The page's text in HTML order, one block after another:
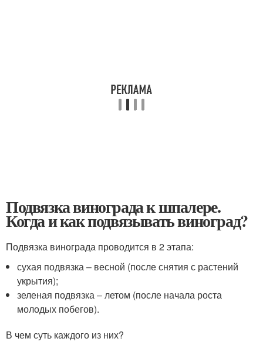
Подвязка винограда к шпалере.
Когда и как подвязывать виноград?
Подвязка винограда проводится в 2 этапа:
сухая подвязка – весной (после снятия с растений
укрытия);
зеленая подвязка – летом (после начала роста
молодых побегов).
В чем суть каждого из них?